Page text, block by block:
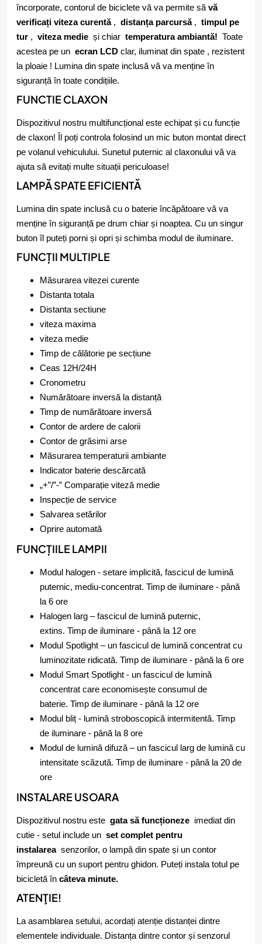
încorporate, contorul de biciclete vă va permite să vă
verificați viteza curentă, distanța parcursă, timpul pe
tur , viteza medie și chiar temperatura ambiantă! Toate
acestea pe un ecran LCD clar, iluminat din spate , rezistent
la ploaie ! Lumina din spate inclusă vă va menține în
siguranță în toate condițiile.
FUNCTIE CLAXON
Dispozitivul nostru multifuncțional este echipat și cu funcție
de claxon! Îl poți controla folosind un mic buton montat direct
pe volanul vehiculului. Sunetul puternic al claxonului vă va
ajuta să evitați multe situații periculoase!
LAMPĂ SPATE EFICIENTĂ
Lumina din spate inclusă cu o baterie încăpătoare vă va
menține în siguranță pe drum chiar și noaptea. Cu un singur
buton îl puteți porni și opri și schimba modul de iluminare.
FUNCȚII MULTIPLE
Măsurarea vitezei curente
Distanta totala
Distanta sectiune
viteza maxima
viteza medie
Timp de călătorie pe secțiune
Ceas 12H/24H
Cronometru
Numărătoare inversă la distanță
Timp de numărătoare inversă
Contor de ardere de calorii
Contor de grăsimi arse
Măsurarea temperaturii ambiante
Indicator baterie descărcată
„+”/”-” Comparație viteză medie
Inspecție de service
Salvarea setărilor
Oprire automată
FUNCȚIILE LAMPII
Modul halogen - setare implicită, fascicul de lumină
puternic, mediu-concentrat. Timp de iluminare - până
la 6 ore
Halogen larg – fascicul de lumină puternic,
extins. Timp de iluminare - până la 12 ore
Modul Spotlight – un fascicul de lumină concentrat cu
luminozitate ridicată. Timp de iluminare - până la 6 ore
Modul Smart Spotlight - un fascicul de lumină
concentrat care economisește consumul de
baterie. Timp de iluminare - până la 12 ore
Modul bliț - lumină stroboscopică intermitentă. Timp
de iluminare - până la 8 ore
Modul de lumină difuză – un fascicul larg de lumină cu
intensitate scăzută. Timp de iluminare - până la 20 de
ore
INSTALARE USOARA
Dispozitivul nostru este gata să funcționeze imediat din
cutie - setul include un set complet pentru
instalarea senzorilor, o lampă din spate și un contor
împreună cu un suport pentru ghidon. Puteți instala totul pe
bicicletă în câteva minute.
ATENŢIE!
La asamblarea setului, acordați atenție distanței dintre
elementele individuale. Distanța dintre contor și senzorul